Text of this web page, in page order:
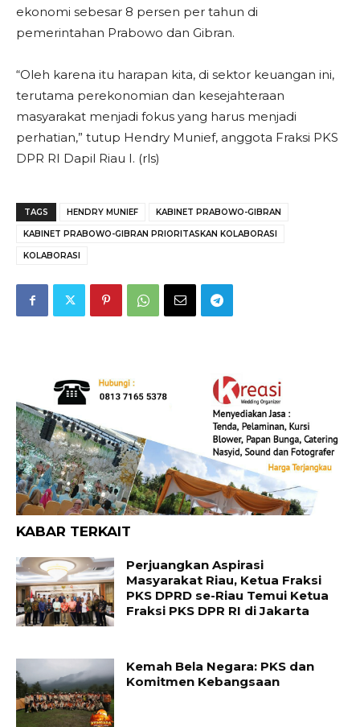
ekonomi sebesar 8 persen per tahun di
pemerintahan Prabowo dan Gibran.
“Oleh karena itu harapan kita, di sektor keuangan ini,
terutama perekonomian dan kesejahteraan
masyarakat menjadi fokus yang harus menjadi
perhatian,” tutup Hendry Munief, anggota Fraksi PKS
DPR RI Dapil Riau I. (rls)
TAGS HENDRY MUNIEF KABINET PRABOWO-GIBRAN
KABINET PRABOWO-GIBRAN PRIORITASKAN KOLABORASI
KOLABORASI
KABAR TERKAIT
Perjuangkan Aspirasi
Masyarakat Riau, Ketua Fraksi
PKS DPRD se-Riau Temui Ketua
Fraksi PKS DPR RI di Jakarta
Kemah Bela Negara: PKS dan
Komitmen Kebangsaan